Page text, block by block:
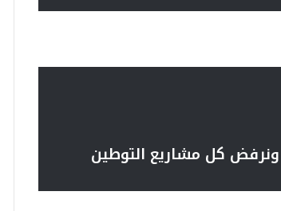
ونرفض كل مشاريع التوطين